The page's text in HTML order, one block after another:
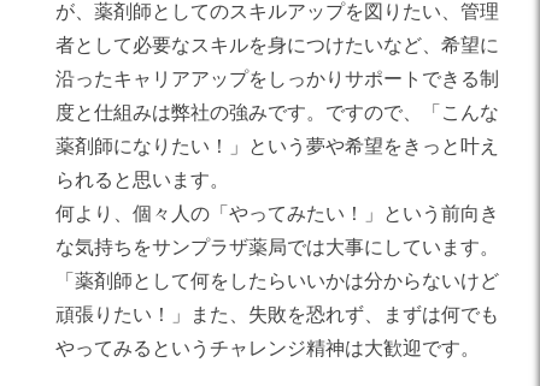
が、薬剤師としてのスキルアップを図りたい、管理
者として必要なスキルを身につけたいなど、希望に
沿ったキャリアアップをしっかりサポートできる制
度と仕組みは弊社の強みです。ですので、「こんな
薬剤師になりたい！」という夢や希望をきっと叶え
られると思います。
何より、個々人の「やってみたい！」という前向き
な気持ちをサンプラザ薬局では大事にしています。
「薬剤師として何をしたらいいかは分からないけど
頑張りたい！」また、失敗を恐れず、まずは何でも
やってみるというチャレンジ精神は大歓迎です。